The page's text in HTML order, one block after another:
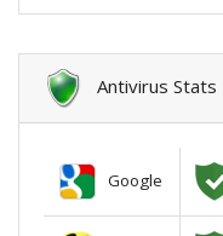
Antivirus Stats
Google